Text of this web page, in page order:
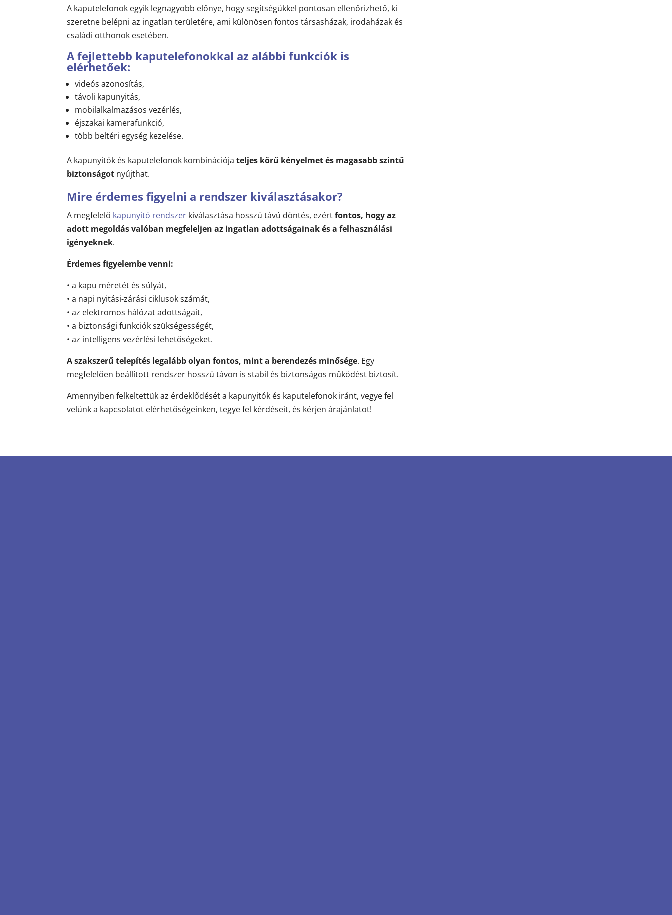
A kaputelefonok egyik legnagyobb előnye, hogy segítségükkel pontosan ellenőrizhető, ki
szeretne belépni az ingatlan területére, ami különösen fontos társasházak, irodaházak és
családi otthonok esetében.
A fejlettebb kaputelefonokkal az alábbi funkciók is
elérhetőek:
videós azonosítás,
távoli kapunyitás,
mobilalkalmazásos vezérlés,
éjszakai kamerafunkció,
több beltéri egység kezelése.
A kapunyitók és kaputelefonok kombinációjateljes körű kényelmet és magasabb szintű
biztonságot nyújthat.
Mire érdemes figyelni a rendszer kiválasztásakor?
A megfelelő kapunyitó rendszer kiválasztása hosszú távú döntés, ezértfontos, hogy az
adott megoldás valóban megfeleljen az ingatlan adottságainak és a felhasználási
igényeknek.
Érdemes figyelembe venni:
• a kapu méretét és súlyát,
• a napi nyitási-zárási ciklusok számát,
• az elektromos hálózat adottságait,
• a biztonsági funkciók szükségességét,
• az intelligens vezérlési lehetőségeket.
A szakszerű telepítés legalább olyan fontos, mint a berendezés minősége. Egy
megfelelően beállított rendszer hosszú távon is stabil és biztonságos működést biztosít.
Amennyiben felkeltettük az érdeklődését a kapunyitók és kaputelefonok iránt, vegye fel
velünk a kapcsolatot elérhetőségeinken, tegye fel kérdéseit, és kérjen árajánlatot!